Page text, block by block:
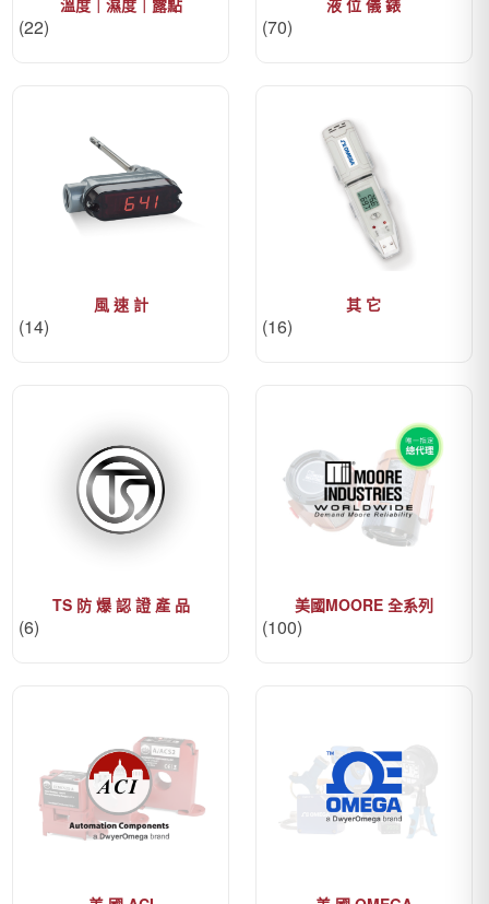
(22) (70)
風 速 計
(14)
其 它
(16)
TS 防 爆 認 證 產 品
(6)
美國MOORE 全系列
(100)